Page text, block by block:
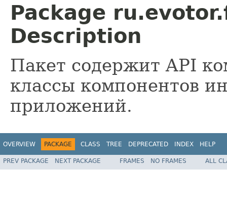
Package
Description
Пакет содержит API
классы компонентов
приложений.
OVERVIEW PACKAGE CLASS TREE DEPRECATED INDEX HELP
PREV PACKAGE NEXT PACKAGE FRAMES NO FRAMES ALL